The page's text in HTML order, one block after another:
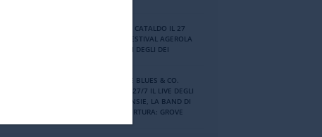
MASSIMO DI CATALDO IL 27
LUGLIO AL FESTIVAL AGEROLA
SUI SENTIERI DEGLI DEI
PORDENONE BLUES & CO.
FESTIVAL: IL 27/7 IL LIVE DEGLI
SKUNK ANANSIE, LA BAND DI
SKIN. IN APERTURA: GROVE